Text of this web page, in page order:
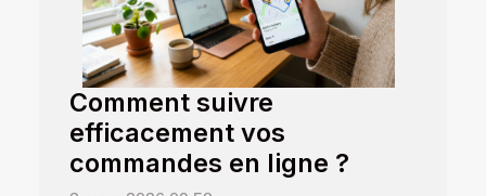
Comment suivre
efficacement vos
commandes en ligne ?